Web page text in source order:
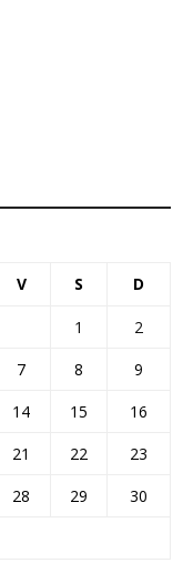
V S D
1
2
7 8
9
14 15
16
21 22
23
28 29
30